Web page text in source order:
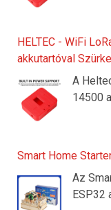
HELTEC - WiFi
akkutartóval Szürke
A
14500
Smart Home
Az
ESP32